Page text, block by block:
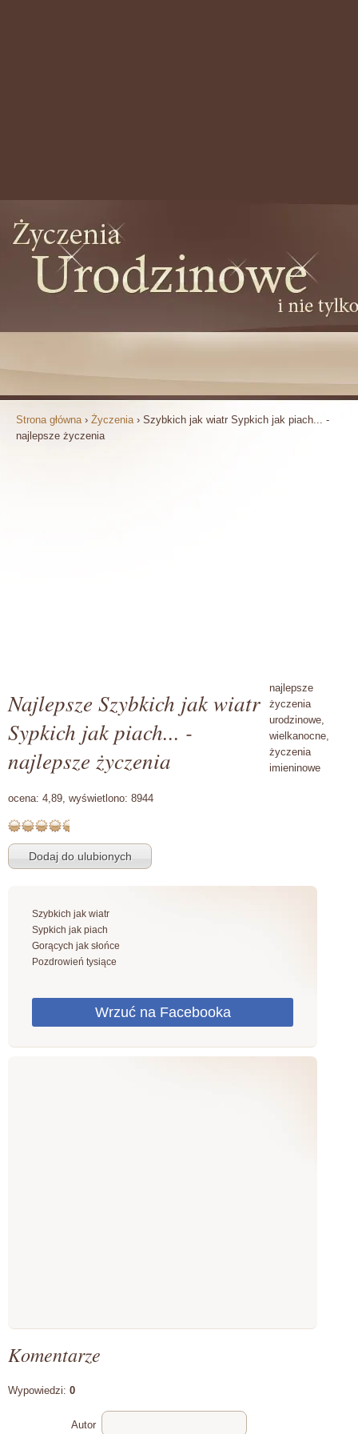
Strona główna › Życzenia › Szybkich jak wiatr Sypkich jak piach... -
najlepsze życzenia
Najlepsze Szybkich jak wiatr
Sypkich jak piach... -
najlepsze życzenia
ocena: 4,89, wyświetlono: 8944
Szybkich jak wiatr
Sypkich jak piach
Gorących jak słońce
Pozdrowień tysiące
Komentarze
Wypowiedzi: 0
Autor
najlepsze
życzenia
urodzinowe,
wielkanocne,
życzenia
imieninowe